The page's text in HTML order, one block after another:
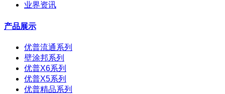
业界资讯
产品展示
优普流通系列
壁涂邦系列
优普X6系列
优普X5系列
优普精品系列